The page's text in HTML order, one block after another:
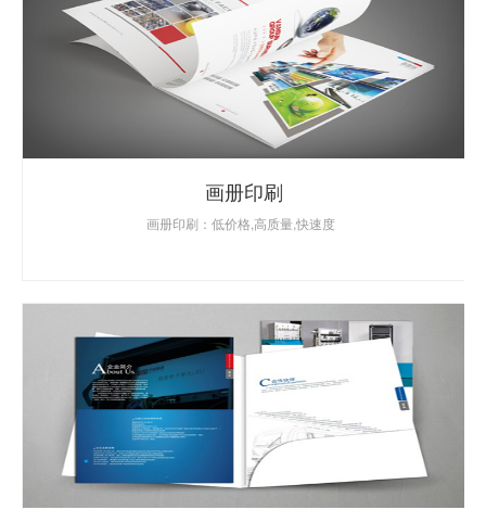
画册印刷
画册印刷：低价格,高质量,快速度